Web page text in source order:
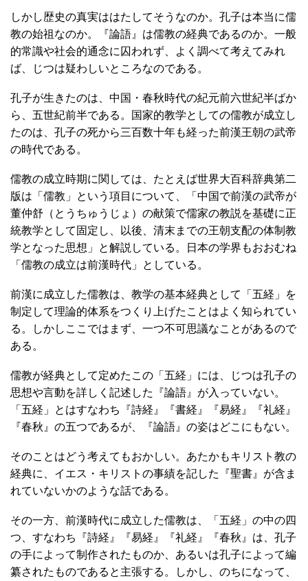
しかし歴史の真実ははたしてそうなのか。孔子は本当に儒
教の始祖なのか。『論語』は儒教の経典であるのか。一般
的常識や社会的通念に囚われず、よく調べて考えてみれ
ば、じつは疑わしいところなのである。
孔子が生きたのは、中国・春秋時代の紀元前六世紀半ばか
ら、五世紀前半である。国家的教学としての儒教が成立し
たのは、孔子の死から三百数十年も経った前漢王朝の武帝
の時代である。
儒教の成立時期に関しては、たとえば世界大百科辞典第二
版は「儒教」という項目について、「中国で前漢の武帝が
董仲舒（とうちゅうじょ）の献策で儒家の教説を基礎に正
統教学として固定し、以後、清末までの王朝支配の体制教
学となった思想」と解説している。日本の学界もおおむね
「儒教の成立は前漢時代」としている。
前漢に成立した儒教は、教学の基本経典として「五経」を
制定して理論的体系をつくり上げたことはよく知られてい
る。しかしここではまず、一つ不可思議なことがあるので
ある。
儒教が経典として定めたこの「五経」には、じつは孔子の
思想や言動を詳しく記述した『論語』が入っていない。
「五経」とはすなわち『詩経』『書経』『易経』『礼経』
『春秋』の五つであるが、『論語』の姿はどこにもない。
そのことはどう考えてもおかしい。あたかもキリスト教の
経典に、イエス・キリストの事績を記した『聖書』が含ま
れていないかのような話である。
その一方、前漢時代に成立した儒教は、「五経」の中の四
つ、すなわち『詩経』『易経』『礼経』『春秋』は、孔子
の手によって制作されたものか、あるいは孔子によって編
纂されたものであると主張する。しかし、のちになって、